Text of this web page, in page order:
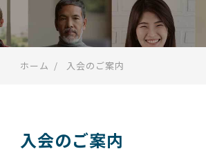
ホーム 入会のご案内
入会のご案内